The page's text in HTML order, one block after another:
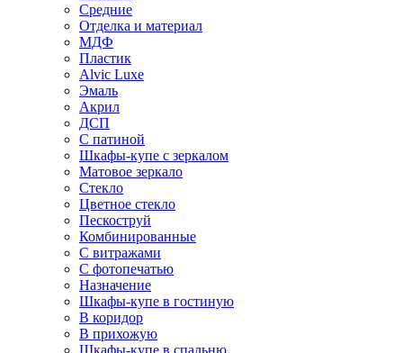
Средние
Отделка и материал
МДФ
Пластик
Alvic Luxe
Эмаль
Акрил
ДСП
С патиной
Шкафы-купе с зеркалом
Матовое зеркало
Стекло
Цветное стекло
Пескоструй
Комбинированные
С витражами
С фотопечатью
Назначение
Шкафы-купе в гостиную
В коридор
В прихожую
Шкафы-купе в спальню